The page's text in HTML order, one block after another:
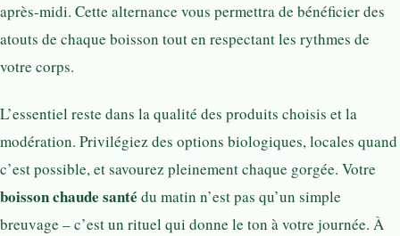
après-midi. Cette alternance vous permettra de bénéficier des
atouts de chaque boisson tout en respectant les rythmes de
votre corps.
L’essentiel reste dans la qualité des produits choisis et la
modération. Privilégiez des options biologiques, locales quand
c’est possible, et savourez pleinement chaque gorgée. Votre
boisson chaude santé du matin n’est pas qu’un simple
breuvage – c’est un rituel qui donne le ton à votre journée. À